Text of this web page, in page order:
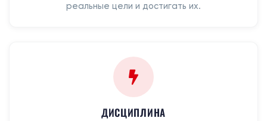
реальные цели и достигать их.
ДИСЦИПЛИНА